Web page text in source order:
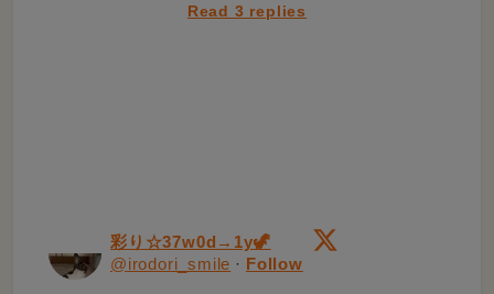
Read 3 replies
彩り☆37w0d→1y🦖
@irodori_smile · Follow